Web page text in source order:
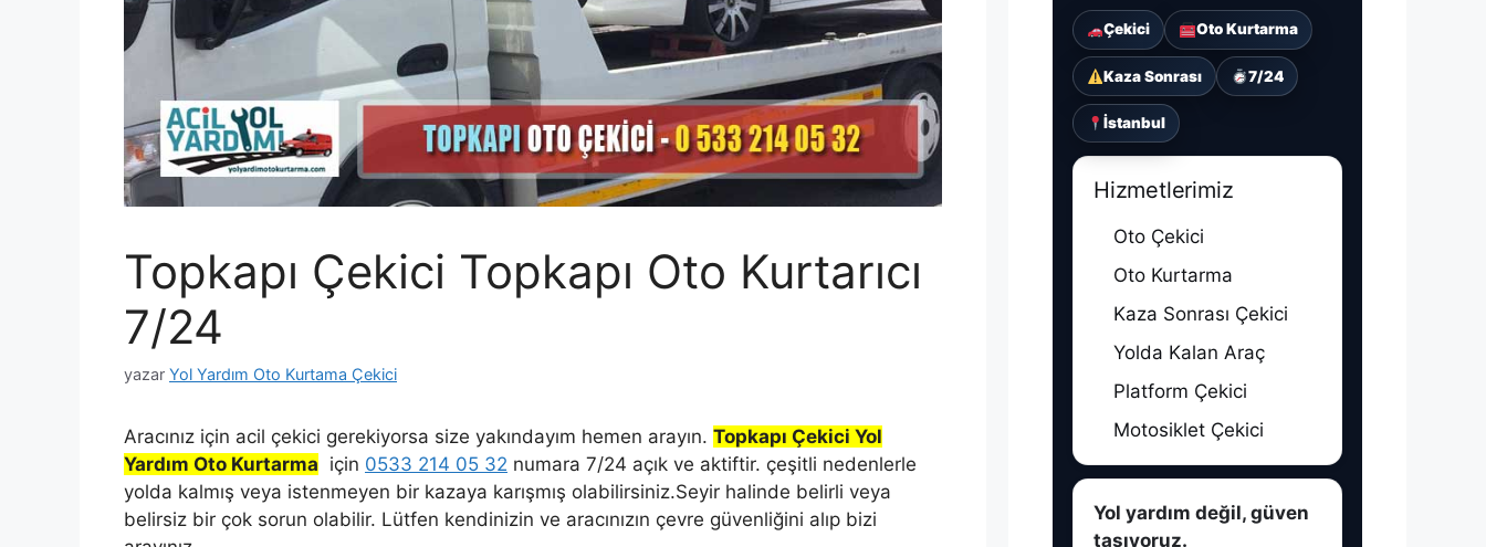
Topkapı Çekici Topkapı Oto Kurtarıcı
7/24
yazar Yol Yardım Oto Kurtama Çekici
Aracınız için acil çekici gerekiyorsa size yakındayım hemen arayın. Topkapı Çekici Yol
Yardım Oto Kurtarma için 0533 214 05 32 numara 7/24 açık ve aktiftir. çeşitli nedenlerle
yolda kalmış veya istenmeyen bir kazaya karışmış olabilirsiniz.Seyir halinde belirli veya
belirsiz bir çok sorun olabilir. Lütfen kendinizin ve aracınızın çevre güvenliğini alıp bizi
Çekici Oto Kurtarma
Kaza Sonrası 7/24
İstanbul
Hizmetlerimiz
Oto Çekici
Oto Kurtarma
Kaza Sonrası Çekici
Yolda Kalan Araç
Platform Çekici
Motosiklet Çekici
Yol yardım değil, güven
taşıyoruz.